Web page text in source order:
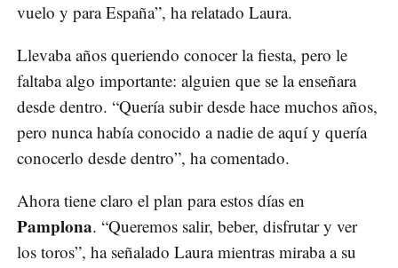
vuelo y para España”, ha relatado Laura.
Llevaba años queriendo conocer la fiesta, pero le
faltaba algo importante: alguien que se la enseñara
desde dentro. “Quería subir desde hace muchos años,
pero nunca había conocido a nadie de aquí y quería
conocerlo desde dentro”, ha comentado.
Ahora tiene claro el plan para estos días en
Pamplona. “Queremos salir, beber, disfrutar y ver
los toros”, ha señalado Laura mientras miraba a su